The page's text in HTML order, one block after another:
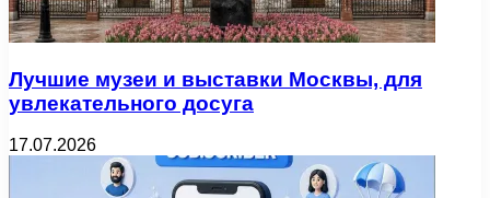
Лучшие музеи и выставки Москвы, для
увлекательного досуга
17.07.2026